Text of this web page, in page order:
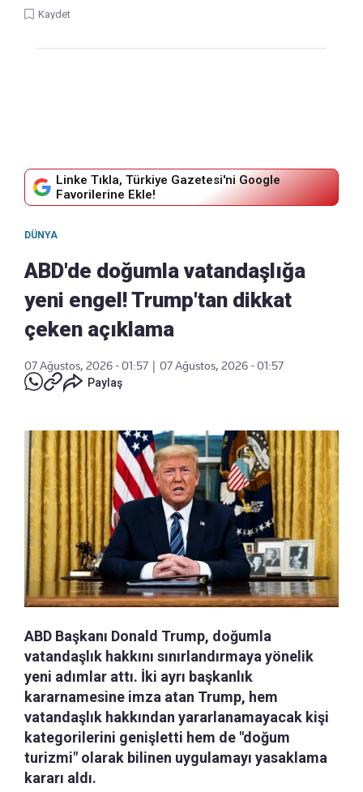
Kaydet
Linke Tıkla, Türkiye Gazetesi'ni Google
Favorilerine Ekle!
DÜNYA
ABD'de doğumla vatandaşlığa
yeni engel! Trump'tan dikkat
çeken açıklama
07 Ağustos, 2026 - 01:57
07 Ağustos, 2026 - 01:57
Paylaş
ABD Başkanı Donald Trump, doğumla
vatandaşlık hakkını sınırlandırmaya yönelik
yeni adımlar attı. İki ayrı başkanlık
kararnamesine imza atan Trump, hem
vatandaşlık hakkından yararlanamayacak kişi
kategorilerini genişletti hem de "doğum
turizmi" olarak bilinen uygulamayı yasaklama
kararı aldı.